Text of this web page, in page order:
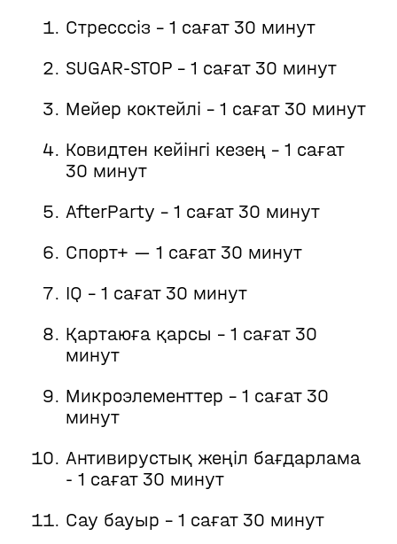
Стресссіз - 1 сағат 30 минут
SUGAR-STOP - 1 сағат 30 минут
Мейер коктейлі - 1 сағат 30 минут
Ковидтен кейінгі кезең - 1 сағат
30 минут
AfterParty - 1 сағат 30 минут
Спорт+ — 1 сағат 30 минут
IQ - 1 сағат 30 минут
Қартаюға қарсы - 1 сағат 30
минут
Микроэлементтер - 1 сағат 30
минут
Антивирустық жеңіл бағдарлама
- 1 сағат 30 минут
Сау бауыр - 1 сағат 30 минут